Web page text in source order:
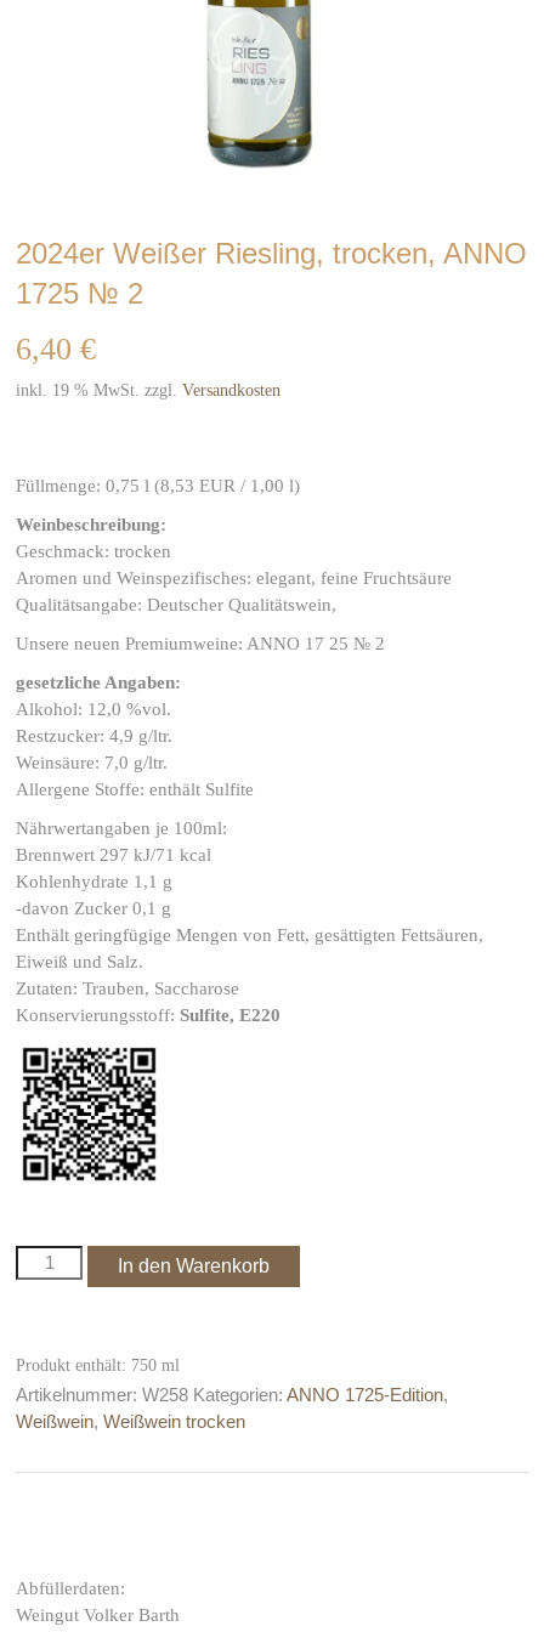
2024er Weißer Riesling, trocken, ANNO
1725 № 2
6,40€
inkl. 19 % MwSt. zzgl.Versandkosten
Füllmenge:0,75l (8,53 EUR / 1,00 l)
Weinbeschreibung:
Geschmack: trocken
Aromen und Weinspezifisches: elegant, feine Fruchtsäure
Qualitätsangabe: Deutscher Qualitätswein,
Unsere neuen Premiumweine: ANNO 17 25 № 2
gesetzliche Angaben:
Alkohol: 12,0 %vol.
Restzucker: 4,9 g/ltr.
Weinsäure: 7,0 g/ltr.
Allergene Stoffe: enthält Sulfite
Nährwertangaben je 100ml:
Brennwert 297 kJ/71 kcal
Kohlenhydrate 1,1 g
-davon Zucker 0,1 g
Enthält geringfügige Mengen von Fett, gesättigten Fettsäuren,
Eiweiß und Salz.
Zutaten: Trauben, Saccharose
Konservierungsstoff:Sulfite, E220
2024er
Weißer
ANNO
1725
№
Menge
In den Warenkorb
Produkt enthält: 750ml
Artikelnummer:W258 Kategorien:ANNO 1725-Edition,
Weißwein,Weißwein trocken
Abfüllerdaten:
Weingut Volker Barth